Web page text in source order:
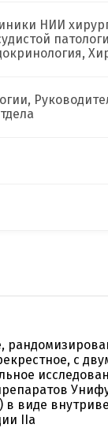
НИИ
с
в виде
IIа